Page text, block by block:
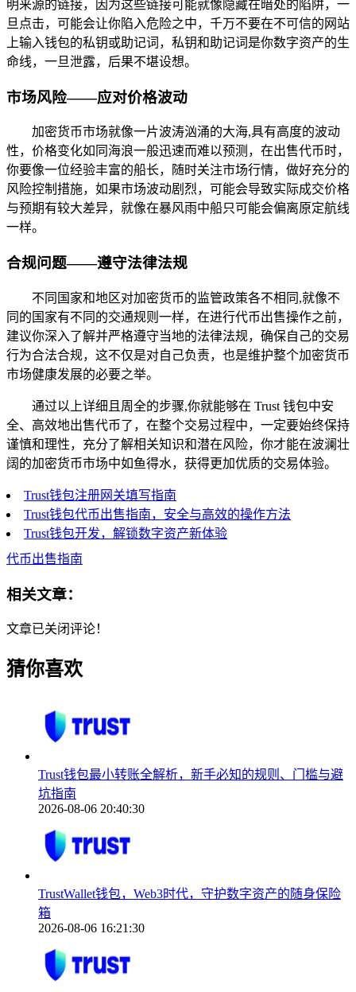
明来源的链接，因为这些链接可能就像隐藏在暗处的陷阱，一
旦点击，可能会让你陷入危险之中，千万不要在不可信的网站
上输入钱包的私钥或助记词，私钥和助记词是你数字资产的生
命线，一旦泄露，后果不堪设想。
市场风险——应对价格波动
加密货币市场就像一片波涛汹涌的大海,具有高度的波动
性，价格变化如同海浪一般迅速而难以预测，在出售代币时，
你要像一位经验丰富的船长，随时关注市场行情，做好充分的
风险控制措施，如果市场波动剧烈，可能会导致实际成交价格
与预期有较大差异，就像在暴风雨中船只可能会偏离原定航线
一样。
合规问题——遵守法律法规
不同国家和地区对加密货币的监管政策各不相同,就像不
同的国家有不同的交通规则一样，在进行代币出售操作之前，
建议你深入了解并严格遵守当地的法律法规，确保自己的交易
行为合法合规，这不仅是对自己负责，也是维护整个加密货币
市场健康发展的必要之举。
通过以上详细且周全的步骤,你就能够在 Trust 钱包中安
全、高效地出售代币了，在整个交易过程中，一定要始终保持
谨慎和理性，充分了解相关知识和潜在风险，你才能在波澜壮
阔的加密货币市场中如鱼得水，获得更加优质的交易体验。
Trust钱包注册网关填写指南
Trust钱包代币出售指南，安全与高效的操作方法
Trust钱包开发，解锁数字资产新体验
代币出售指南
相关文章：
文章已关闭评论！
猜你喜欢
Trust钱包最小转账全解析，新手必知的规则、门槛与避
坑指南
2026-08-06 20:40:30
TrustWallet钱包，Web3时代，守护数字资产的随身保险
箱
2026-08-06 16:21:30